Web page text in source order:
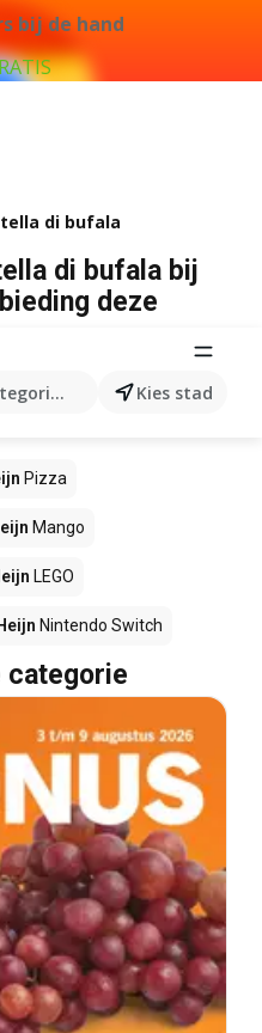
bij de hand
producten...
Kies stad
di bufala
di bufala bij
deze
vinden voor die term.
winkels Albert
Pizza
Mango
LEGO
Nintendo Switch
categorie